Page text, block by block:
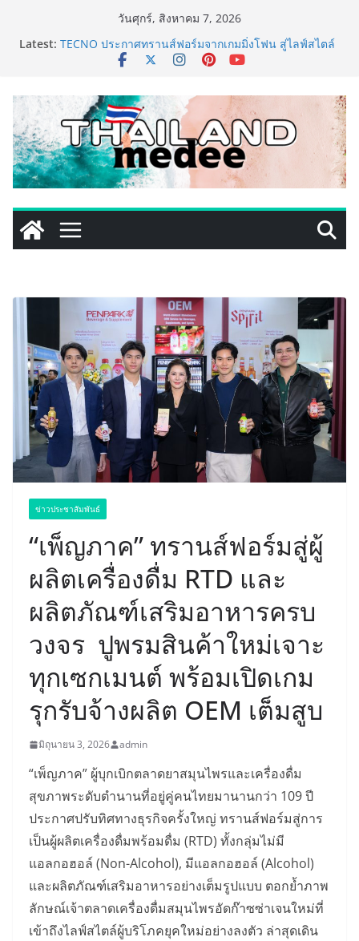
วันศุกร์, สิงหาคม 7, 2026
Latest: เหิงลี่ แมนูแฟคเจอริ่ง เทคโนโลยี (ไทยแลนด์) เปิดโรงงาน
แห่งใหม่ในชลบุรี เดินหน้าขยายฐานการผลิตสู่เอเชียตะวัน
แฟชั่นไอเท็ม เสิร์ฟใหญ่ปักหมุดแลนมาร์คใหม่กลางสถานี
MRT วาง POVA 8 Series จุดเริ่มต้นครั้งสำคัญ
ครั้งแรกของอุตสาหกรรมสีไทย นิปปอนเพนต์ผนึก 6 พันธ
มิตรโมเดิร์นเทรดชั้นนำ นำร่องเปิดตัว “NIPPON PAINT
WORRY FREE” โปรแกรมดูแลคุณภาพฟิล์มสีหลังการขาย
ยกระดับความมั่นใจลูกค้าด้วยผลิตภัณฑ์คุณภาพและ
เริ่มแล้ว! อ.ต.ก.แฟร์ 4 ภาค @ภาคกลาง “มนต์เสน่ห์เกษตร
ไทย สู่ใจกลางมหานคร” ชวนชิม ช้อป สินค้าเกษตร
คุณภาพจากทั่วไทย วันนี้ – 8 สิงหาคมนี้ ณ ลานคนเมือง
ราชปณิธาน สร้างคุณค่าการท่องเที่ยวไทยอย่างยั่งยืน
ข่าวประชาสัมพันธ์
“เพ็ญภาค” ทรานส์ฟอร์มสู่ผู้
ผลิตเครื่องดื่ม RTD และ
ผลิตภัณฑ์เสริมอาหารครบ
วงจร ปูพรมสินค้าใหม่เจาะ
ทุกเซกเมนต์ พร้อมเปิดเกม
รุกรับจ้างผลิต OEM เต็มสูบ
มิถุนายน 3, 2026 admin
“เพ็ญภาค” ผู้บุกเบิกตลาดยาสมุนไพรและเครื่องดื่ม
สุขภาพระดับตำนานที่อยู่คู่คนไทยมานานกว่า 109 ปี
ประกาศปรับทิศทางธุรกิจครั้งใหญ่ ทรานส์ฟอร์มสู่การ
เป็นผู้ผลิตเครื่องดื่มพร้อมดื่ม (RTD) ทั้งกลุ่มไม่มี
แอลกอฮอล์ (Non-Alcohol), มีแอลกอฮอล์ (Alcohol)
และผลิตภัณฑ์เสริมอาหารอย่างเต็มรูปแบบ ตอกย้ำภาพ
ลักษณ์เจ้าตลาดเครื่องดื่มสมุนไพรอัดก๊าซซ่าเจนใหม่ที่
เข้าถึงไลฟ์สไตล์ผู้บริโภคยุคใหม่อย่างลงตัว ล่าสุดเดิน